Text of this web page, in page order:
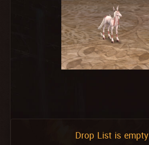
Drop List is empty